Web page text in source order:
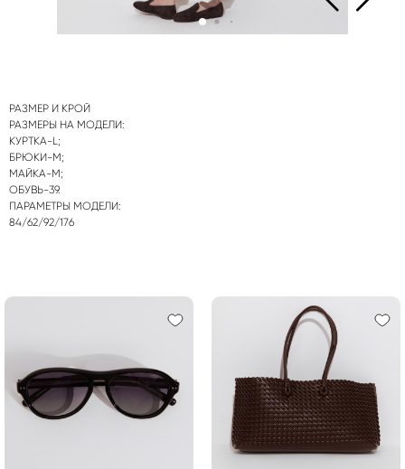
РАЗМЕР И КРОЙ
РАЗМЕРЫ НА МОДЕЛИ:
КУРТКА-L;
БРЮКИ-M;
МАЙКА-M;
ОБУВЬ-39.
ПАРАМЕТРЫ МОДЕЛИ:
84/62/92/176